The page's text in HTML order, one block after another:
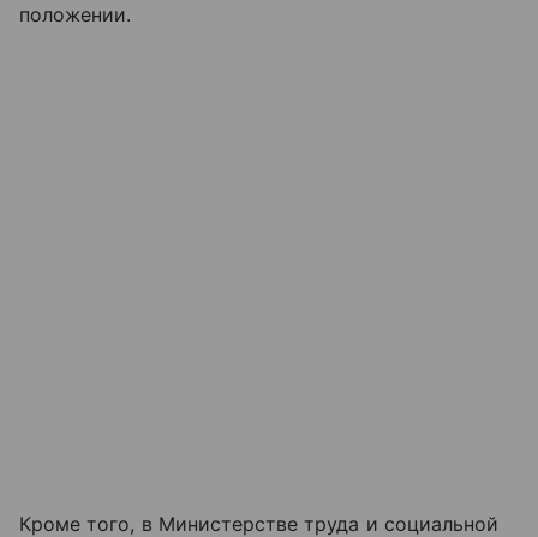
положении.
Кроме того, в Министерстве труда и социальной